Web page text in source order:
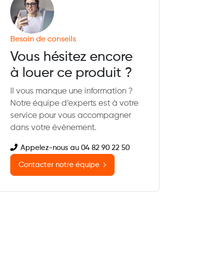
Besoin de conseils
Vous hésitez encore
à louer ce produit ?
Il vous manque une information ?
Notre équipe d’experts est à votre
service pour vous accompagner
dans votre évènement.
Appelez-nous au 04 82 90 22 50
Contacter notre équipe